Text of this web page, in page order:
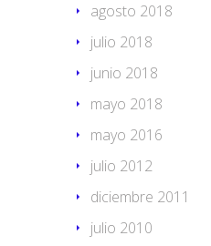
agosto 2018
julio 2018
junio 2018
mayo 2018
mayo 2016
julio 2012
diciembre 2011
julio 2010